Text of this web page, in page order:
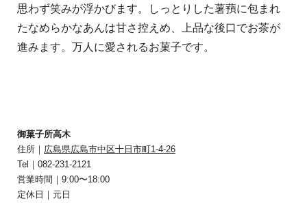
思わず笑みが浮かびます。しっとりした薯蕷に包まれ
たなめらかなあんは甘さ控えめ、上品な後口でお茶が
進みます。万人に愛されるお菓子です。
御菓子所高木
住所｜ 広島県広島市中区十日市町1-4-26
Tel｜082-231-2121
営業時間｜9:00〜18:00
定休日｜元日